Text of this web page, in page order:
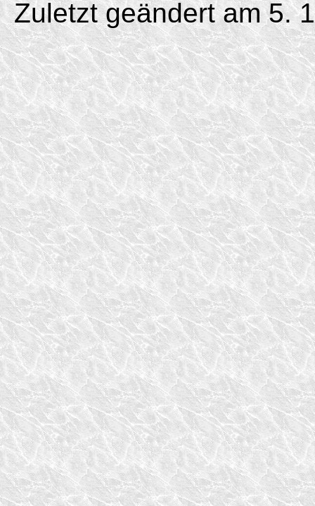
Zuletzt geändert am 5.